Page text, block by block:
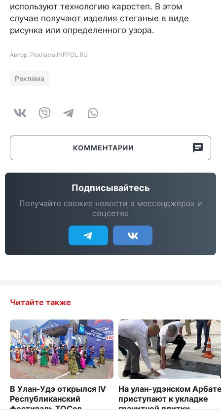
используют технологию каростеп. В этом
случае получают изделия стеганые в виде
рисунка или определенного узора.
Автор: Реклама INFPOL.RU
Реклама
КОММЕНТАРИИ
Подписывайтесь
Получайте свежие новости в мессенджерах и
соцсетях
Читайте также
В Улан-Удэ открылся IV
Республиканский
фестиваль ТОСов
На улан-удэнском
приступают к укладке
гранитной плитки